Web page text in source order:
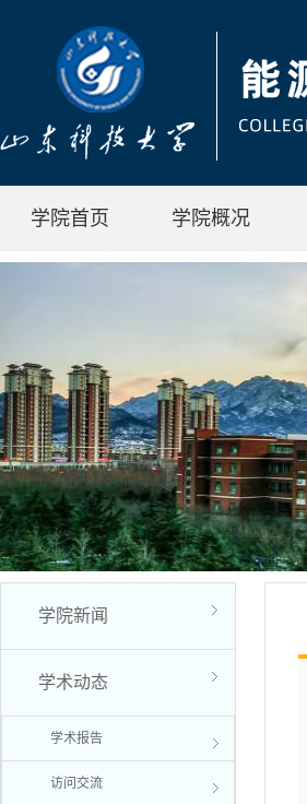
学院首页 学院概况
学院新闻
学术动态
学术报告
访问交流